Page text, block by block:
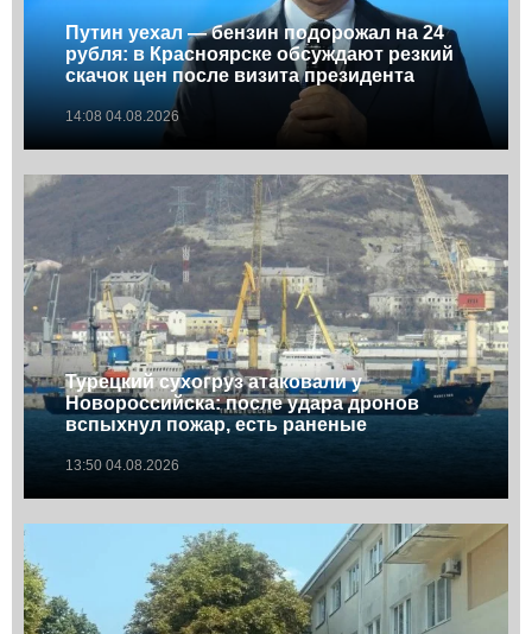
Путин уехал — бензин подорожал на 24
рубля: в Красноярске обсуждают резкий
скачок цен после визита президента
14:08 04.08.2026
Турецкий сухогруз атаковали у
Новороссийска: после удара дронов
вспыхнул пожар, есть раненые
13:50 04.08.2026